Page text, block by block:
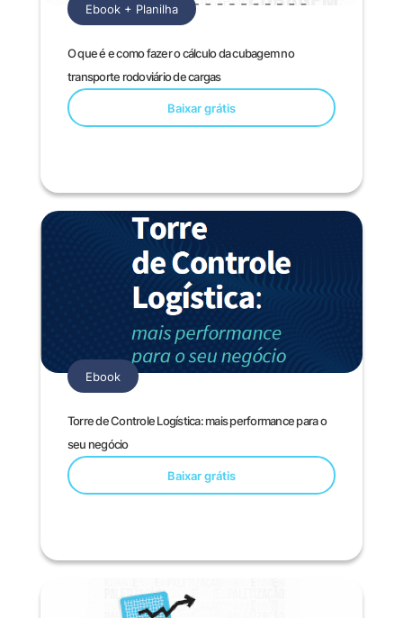
O que é e como fazer o cálculo da cubagem no
transporte rodoviário de cargas
Baixar grátis
Ebook + Planilha
Torre de Controle Logística: mais performance para o
seu negócio
Baixar grátis
Ebook